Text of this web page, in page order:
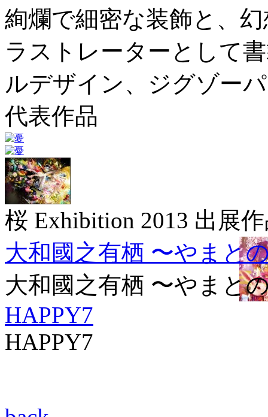
絢爛で細密な装飾と、
ラストレーターとして
ルデザイン、ジグゾー
代表作品
桜 Exhibition 2013 出展
大和國之有栖 〜やまと
大和國之有栖 〜やまと
HAPPY7
HAPPY7